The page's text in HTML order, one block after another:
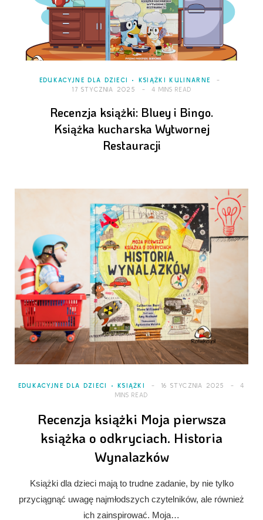
EDUKACYJNE DLA DZIECI
KSIĄŻKI KULINARNE
17 STYCZNIA 2025
4 MINS READ
Recenzja książki: Bluey i Bingo.
Książka kucharska Wytwornej
Restauracji
EDUKACYJNE DLA DZIECI KSIĄŻKI 16 STYCZNIA 2025
4
MINS READ
Recenzja książki Moja pierwsza
książka o odkryciach. Historia
Wynalazków
Książki dla dzieci mają to trudne zadanie, by nie tylko
przyciągnąć uwagę najmłodszych czytelników, ale również
ich zainspirować. Moja…